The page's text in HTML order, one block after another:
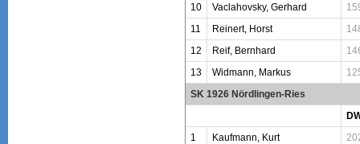
10
Vaclahovsky, Gerhard
11
Reinert, Horst
12
Reif, Bernhard
13
Widmann, Markus
SK 1926 Nördlingen-Ries
1
Kaufmann, Kurt